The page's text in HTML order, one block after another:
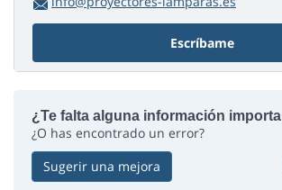
Escríbame
¿Te falta alguna información
¿O has encontrado un error?
Sugerir una mejora